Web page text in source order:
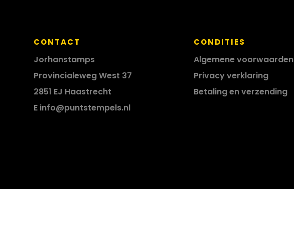
CONTACT
Jorhanstamps
Provincialeweg West 37
2851 EJ Haastrecht
E info@puntstempels.nl
CONDITIES
Algemene voorwaarden
Privacy verklaring
Betaling en verzending